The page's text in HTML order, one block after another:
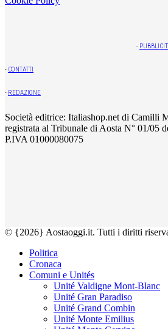
-
- CONTATTI
- REDAZIONE
Società editrice: Italiashop.net di Camilli
registrata al Tribunale di Aosta N° 01/05
P.IVA 01000080075
© {2026} Aostaoggi.it. Tutti i diritti
Politica
Cronaca
Comuni e Unités
Unité Valdigne Mont-Blanc
Unité Gran Paradiso
Unité Grand Combin
Unité Monte Emilius